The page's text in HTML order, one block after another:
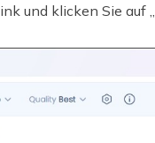
und klicken Sie auf „